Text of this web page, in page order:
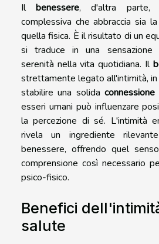
Ilbenessere, d'altra parte,
complessiva che abbraccia sia la
quella fisica. È il risultato di un
si traduce in una sensazione
serenità nella vita quotidiana. Il
strettamente legato all'intimità, in
stabilire una solida connessione
esseri umani può influenzare
la percezione di sé. L'intimità
rivela un ingrediente
benessere, offrendo quel
comprensione così necessario
psico-fisico.
Benefici
salute